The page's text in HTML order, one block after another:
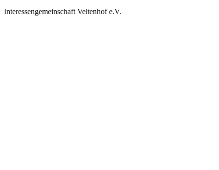
Interessengemeinschaft Veltenhof e.V.